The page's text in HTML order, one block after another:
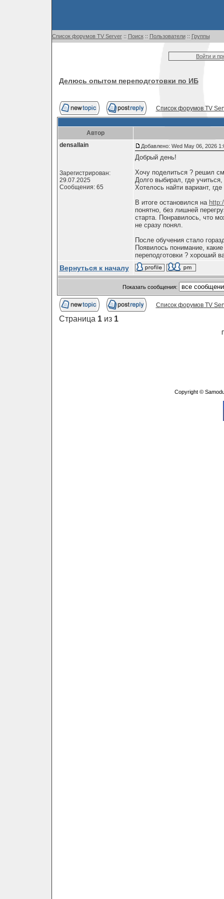
Список форумов TV Server:: Поиск:: Пользователи:: Группы
Войти и
Делюсь опытом переподготовки по ИБ
Список форумов TV
Автор
densallain
Зарегистрирован:
29.07.2025
Сообщения: 65
Добавлено: Wed May 06, 2026
Добрый день!
Хочу поделиться ? решил
Долго выбирал, где
Хотелось найти вариант,
В итоге остановился на
понятно, без лишней
старта. Понравилось, что
не сразу понял.
После обучения стало
Появилось понимание,
переподготовки ? хороший
Вернуться к началу
Показать сообщения:
Список форумов TV
Страница 1из 1
Copyright ©